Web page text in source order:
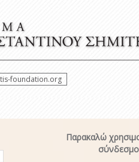
foundation.org
Παρακαλώ